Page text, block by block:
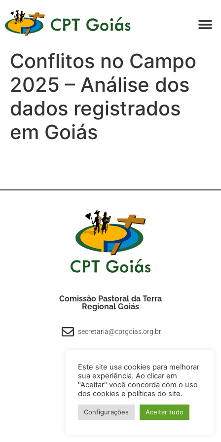
Conflitos no Campo
2025 – Análise dos
dados registrados
em Goiás
Comissão Pastoral da Terra
Regional Goiás
secretaria@cptgoias.org.br
Acessar Webmail
Este site usa cookies para melhorar
sua experiência. Ao clicar em
"Aceitar" você concorda com o uso
dos cookies e políticas do site.
Configurações Aceitar tudo